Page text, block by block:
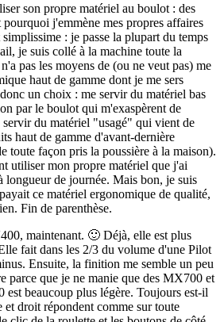
son propre matériel au boulot : des
pourquoi j'emmène mes propres affaires
: je passe la plupart du temps
je suis collé à la machine toute la
pas les moyens de (ou ne veut pas) me
haut de gamme dont je me sers
un choix : me servir du matériel bas
par le boulot qui m'exaspèrent de
servir du matériel "usagé" qui vient de
haut de gamme d'avant-dernière
toute façon pris la poussière à la maison).
utiliser mon propre matériel que j'ai
longueur de journée. Mais bon, je suis
ce matériel ergonomique de qualité,
Fin de parenthèse.
maintenant. 🙂 Déjà, elle est plus
fait dans les 2/3 du volume d'une Pilot
Ensuite, la finition me semble un peu
parce que je ne manie que des MX700 et
beaucoup plus légère. Toujours est-il
et droit répondent comme sur toute